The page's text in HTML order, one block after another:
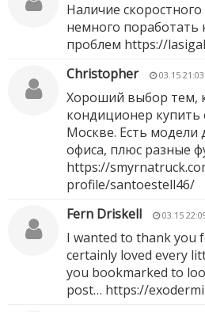
Наличие
немного поработать
проблем https://
Christopher
03.15 21:03
Хороший выбор тем,
кондиционер купить
Москве. Есть модели
офиса, плюс разные
https://
profile/santoestell46/
Fern Driskell
03.15
I wanted to thank you
certainly loved every
you bookmarked to
post… https://